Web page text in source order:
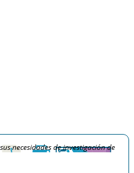
necesidades de investigación de